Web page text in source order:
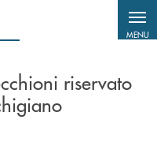
MENU
riservato